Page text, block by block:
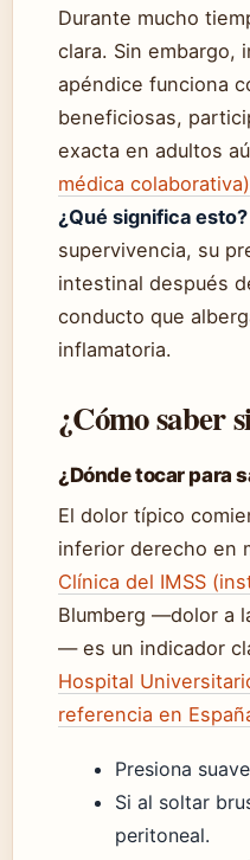
Durante mucho
clara. Sin embargo,
apéndice funciona
beneficiosas,
exacta en adultos
médica colaborativa)
¿Qué significa esto?
supervivencia, su
intestinal después
conducto que
inflamatoria.
¿Cómo saber
¿Dónde tocar para
El dolor típico
inferior derecho en
Clínica del IMSS
Blumberg —dolor a
— es un indicador
Hospital
referencia en
Presiona
Si al soltar
peritoneal.